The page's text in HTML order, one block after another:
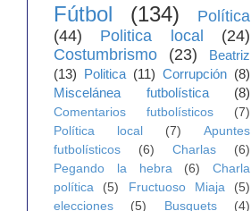
Fútbol (134)
Política
(44)
Politica local
(24)
Costumbrismo
(23)
Beatriz
(13) Politica (11) Corrupción (8)
Miscelánea futbolística
(8)
Comentarios futbolísticos
(7)
Política local
(7)
Apuntes
futbolísticos
(6) Charlas
(6)
Pegando la hebra
(6)
Charla
política
(5) Fructuoso Miaja
(5)
elecciones
(5) Busquets
(4)